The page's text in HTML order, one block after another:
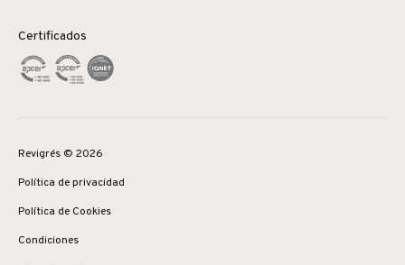
Certificados
Revigrés © 2026
Política de privacidad
Política de Cookies
Condiciones